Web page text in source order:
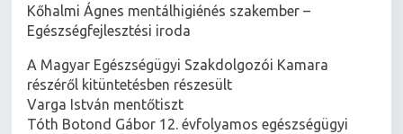
Kőhalmi Ágnes mentálhigiénés szakember –
Egészségfejlesztési iroda
A Magyar Egészségügyi Szakdolgozói Kamara
részéről kitüntetésben részesült
Varga István mentőtiszt
Tóth Botond Gábor 12. évfolyamos egészségügyi